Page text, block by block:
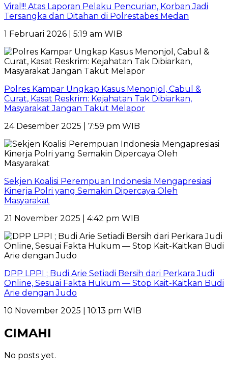
Viral!!! Atas Laporan Pelaku Pencurian, Korban Jadi
Tersangka dan Ditahan di Polrestabes Medan
1 Februari 2026 | 5:19 am WIB
Polres Kampar Ungkap Kasus Menonjol, Cabul &
Curat, Kasat Reskrim: Kejahatan Tak Dibiarkan,
Masyarakat Jangan Takut Melapor
24 Desember 2025 | 7:59 pm WIB
Sekjen Koalisi Perempuan Indonesia Mengapresiasi
Kinerja Polri yang Semakin Dipercaya Oleh
Masyarakat
21 November 2025 | 4:42 pm WIB
DPP LPPI ; Budi Arie Setiadi Bersih dari Perkara Judi
Online, Sesuai Fakta Hukum — Stop Kait-Kaitkan Budi
Arie dengan Judo
10 November 2025 | 10:13 pm WIB
CIMAHI
No posts yet.